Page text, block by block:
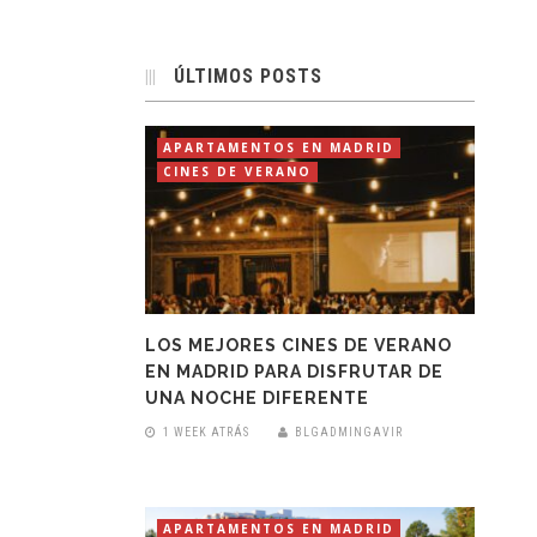
ÚLTIMOS POSTS
APARTAMENTOS EN MADRID
CINES DE VERANO
LOS MEJORES CINES DE VERANO
EN MADRID PARA DISFRUTAR DE
UNA NOCHE DIFERENTE
1 WEEK ATRÁS BLGADMINGAVIR
APARTAMENTOS EN MADRID